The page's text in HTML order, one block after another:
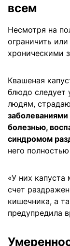
всем
Несмотря на
ограничить
хроническими
Квашеная
блюдо следует
людям,
заболеваниями
болезнью,
синдромом
него полностью
«У них
счет
кишечника, а
предупредила